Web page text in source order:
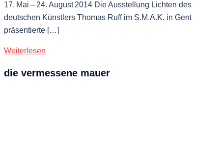
17. Mai – 24. August 2014 Die Ausstellung Lichten des
deutschen Künstlers Thomas Ruff im S.M.A.K. in Gent
präsentierte […]
Weiterlesen
die vermessene mauer